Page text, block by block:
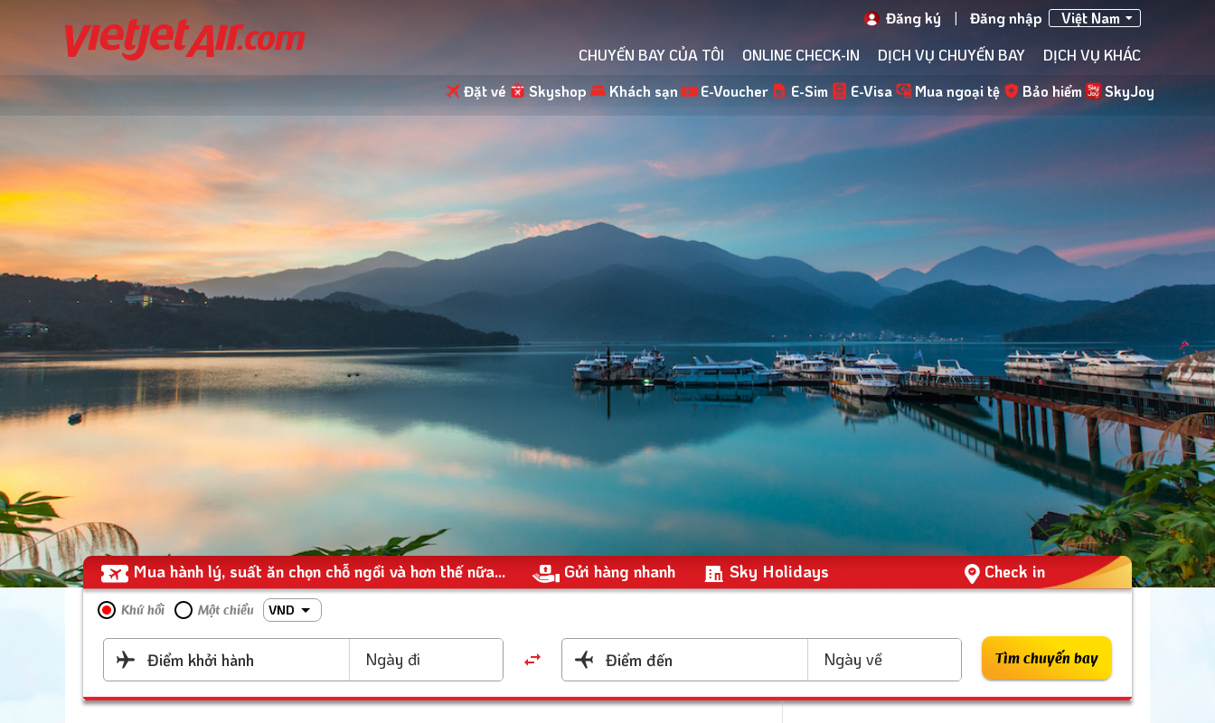
Đăng ký | Đăng nhập
Việt Nam
CHUYẾN BAY CỦA TÔI
ONLINE CHECK-IN DỊCH VỤ CHUYẾN BAY
DỊCH VỤ KHÁC
Đặt vé
Skyshop Khách sạn E-Voucher E-Sim E-Visa Mua ngoại tệ Bảo hiểm SkyJoy
Mua hành lý, suất ăn chọn chỗ ngồi và hơn thế nữa... Gửi hàng nhanh Sky Holidays Check in
Khứ hồi Một chiều VND
Điểm khởi hành Ngày đi Điểm đến Ngày về Tìm chuyến bay